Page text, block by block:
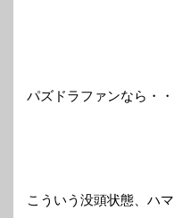
パズドラファンなら・
こういう没頭状態、ハ